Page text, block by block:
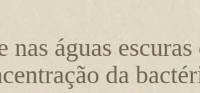
nas águas
da